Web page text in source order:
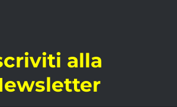
alla